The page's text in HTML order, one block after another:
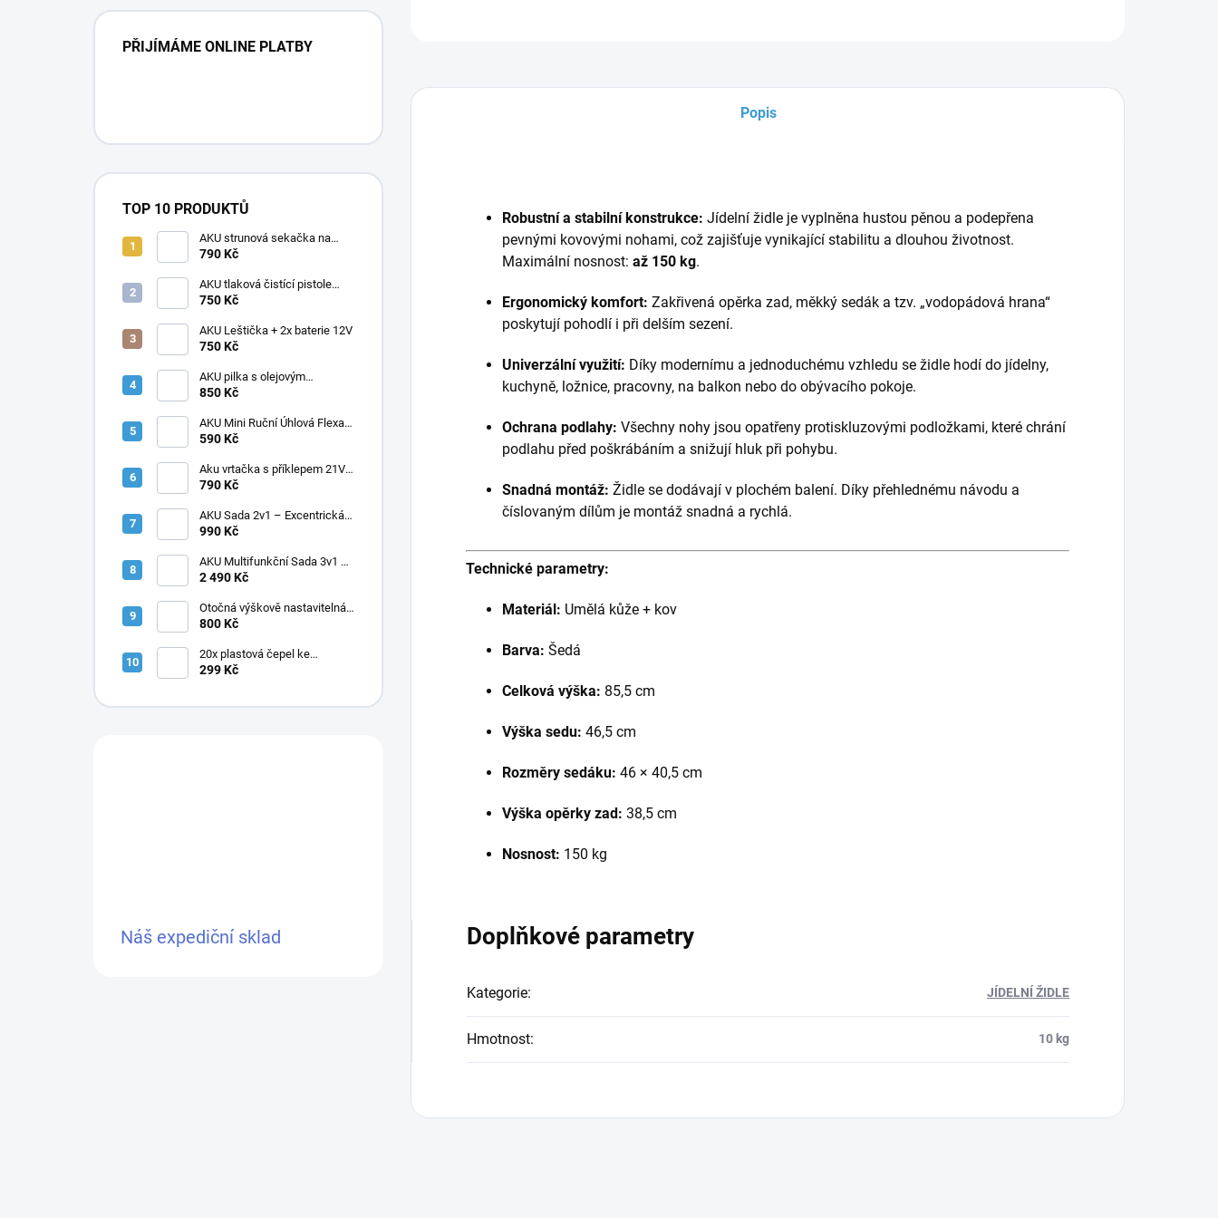
PŘIJÍMÁME ONLINE PLATBY
TOP 10 PRODUKTŮ
AKU strunová sekačka na
trávu, křovinořez + 2x baterie
790 Kč
AKU tlaková čistící pistole
vapka + 2 baterie
750 Kč
AKU Leštička + 2x baterie 12V
750 Kč
AKU pilka s olejovým
mazáním, 2x baterie, 1× Řetěz,
850 Kč
AKU Mini Ruční Úhlová Flexa
Bruska 76 mm 12V + 2x
590 Kč
Aku vrtačka s příklepem 21V +
2 baterie v kufříku
790 Kč
AKU Sada 2v1 – Excentrická
Leštička 12V + Mini Úhlová
Balení
990 Kč
AKU Multifunkční Sada 3v1 –
Tlaková myčka + Mini pila +
2 490 Kč
Otočná výškově nastavitelná
stolička s opěrkou, černá PU
800 Kč
20x plastová čepel ke
křovinořezu
299 Kč
Náš expediční sklad
Popis
Robustní a stabilní konstrukce: Jídelní židle je vyplněna hustou pěnou a podepřena
pevnými kovovými nohami, což zajišťuje vynikající stabilitu a dlouhou životnost.
Maximální nosnost: až 150 kg.
Ergonomický komfort: Zakřivená opěrka zad, měkký sedák a tzv. „vodopádová hrana“
poskytují pohodlí i při delším sezení.
Univerzální využití: Díky modernímu a jednoduchému vzhledu se židle hodí do jídelny,
kuchyně, ložnice, pracovny, na balkon nebo do obývacího pokoje.
Ochrana podlahy: Všechny nohy jsou opatřeny protiskluzovými podložkami, které chrání
podlahu před poškrábáním a snižují hluk při pohybu.
Snadná montáž: Židle se dodávají v plochém balení. Díky přehlednému návodu a
číslovaným dílům je montáž snadná a rychlá.
Technické parametry:
Materiál: Umělá kůže + kov
Barva: Šedá
Celková výška: 85,5 cm
Výška sedu: 46,5 cm
Rozměry sedáku: 46 × 40,5 cm
Výška opěrky zad: 38,5 cm
Nosnost: 150 kg
Doplňkové parametry
Kategorie: JÍDELNÍ ŽIDLE
Hmotnost: 10 kg